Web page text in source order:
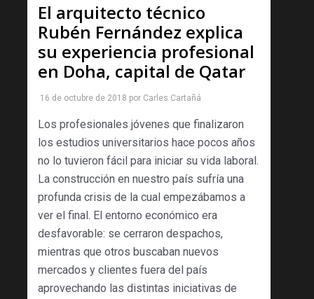
El arquitecto técnico
Rubén Fernández explica
su experiencia profesional
en Doha, capital de Qatar
16 de octubre de 2018 por Carles Cartañá
Los profesionales jóvenes que finalizaron
los estudios universitarios hace pocos años
no lo tuvieron fácil para iniciar su vida laboral.
La construcción en nuestro país sufría una
profunda crisis de la cual empezábamos a
ver el final. El entorno económico era
desfavorable: se cerraron despachos,
mientras que otros buscaban nuevos
mercados y clientes fuera del país
aprovechando las distintas iniciativas de